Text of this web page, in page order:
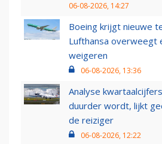
06-08-2026, 14:27
Boeing krijgt nieuwe
Lufthansa overweegt
weigeren
06-08-2026, 13:36
Analyse
duurder wordt, lijkt
de reiziger
06-08-2026, 12:22